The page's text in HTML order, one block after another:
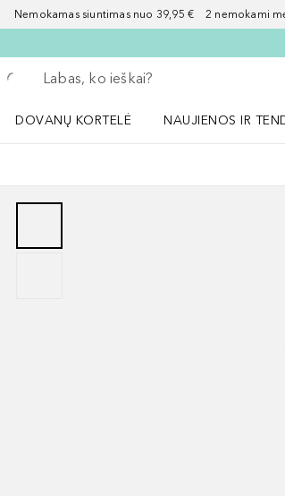
Nemokamas siuntimas nuo 39,95 € 2 nemokami
Grįžk atgal
Vykdykite paiešką
DOVANŲ KORTELĖ
NAUJIENOS IR